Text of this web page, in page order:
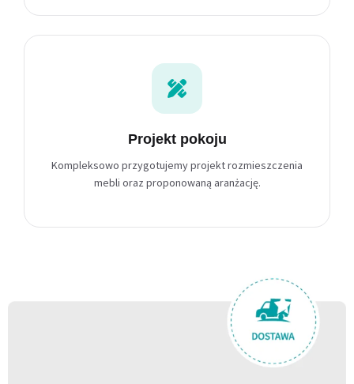
Projekt pokoju
Kompleksowo przygotujemy projekt rozmieszczenia
mebli oraz proponowaną aranżację.